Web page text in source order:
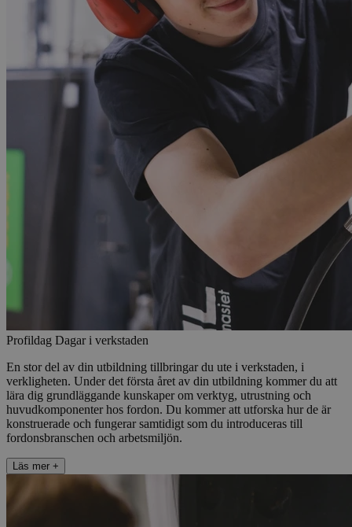
Profildag Dagar i verkstaden
En stor del av din utbildning tillbringar du ute i verkstaden, i
verkligheten. Under det första året av din utbildning kommer du att
lära dig grundläggande kunskaper om verktyg, utrustning och
huvudkomponenter hos fordon. Du kommer att utforska hur de är
konstruerade och fungerar samtidigt som du introduceras till
fordonsbranschen och arbetsmiljön.
Läs mer +